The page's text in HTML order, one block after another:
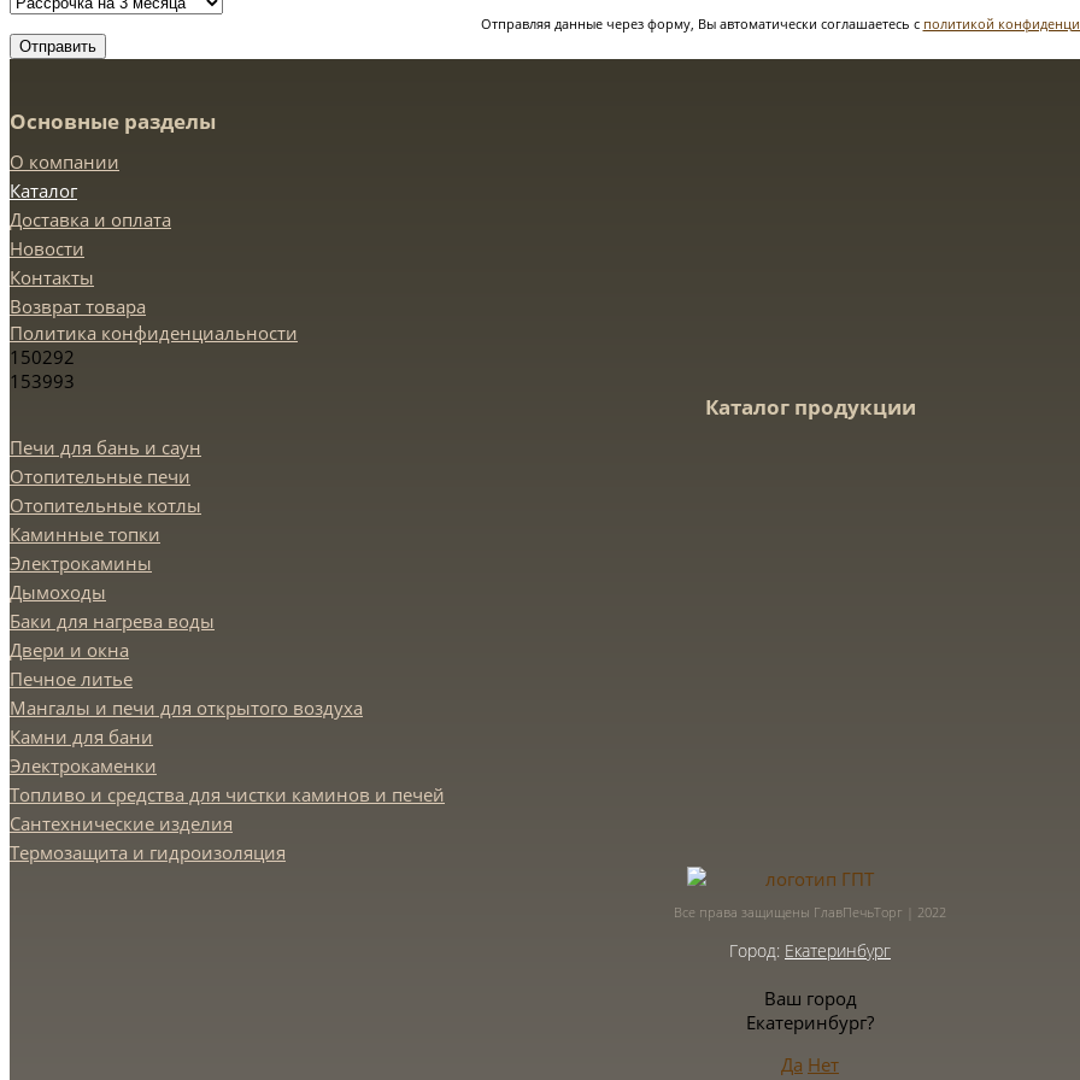
Отправляя данные через форму, Вы автоматически соглашаетесь с политикой
Отправить
Основные разделы
О компании
Каталог
Доставка и оплата
Новости
Контакты
Возврат товара
Политика конфиденциальности
150292
153993
Каталог продукции
Печи для бань и саун
Отопительные печи
Отопительные котлы
Каминные топки
Электрокамины
Дымоходы
Баки для нагрева воды
Двери и окна
Печное литье
Мангалы и печи для открытого воздуха
Камни для бани
Электрокаменки
Топливо и средства для чистки каминов и печей
Сантехнические изделия
Термозащита и гидроизоляция
Все права защищены ГлавПечьТорг | 2022
Город: Екатеринбург
Ваш город
Екатеринбург?
Да Нет